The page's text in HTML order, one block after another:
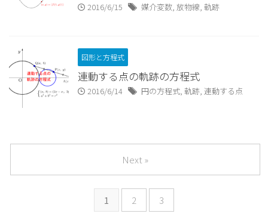
2016/6/15 媒介変数, 放物線, 軌跡
図形と方程式
連動する点の軌跡の方程式
2016/6/14 円の方程式, 軌跡, 連動する点
1 2 3
Next »